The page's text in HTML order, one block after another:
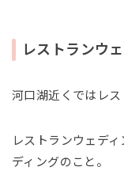
レストランウ
河口湖近くではレス
レストランウェデ
ディングのこと。